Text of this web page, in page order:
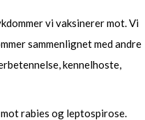
vi vaksinerer mot. Vi
sammenlignet med andre
kennelhoste,
rabies og leptospirose.